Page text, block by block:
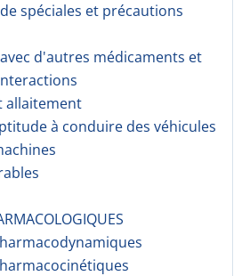
spéciales et précautions
d'autres médicaments et
allaitement
à conduire des véhicules